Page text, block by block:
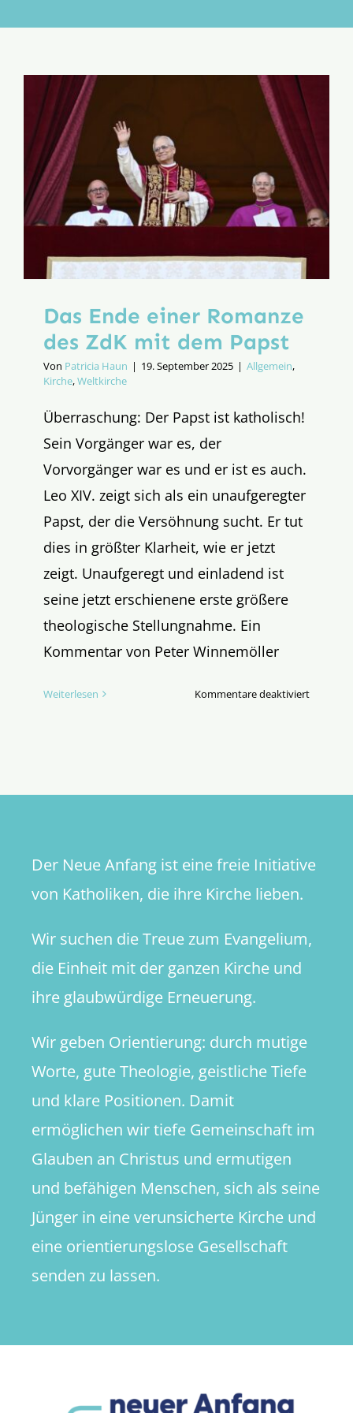
Aktion
Das Ende einer Romanze
des ZdK mit dem Papst
Von Patricia Haun | 19. September 2025 | Allgemein,
Kirche,Weltkirche
Überraschung: Der Papst ist katholisch!
Sein Vorgänger war es, der
Vorvorgänger war es und er ist es auch.
Leo XIV. zeigt sich als ein unaufgeregter
Papst, der die Versöhnung sucht. Er tut
dies in größter Klarheit, wie er jetzt
zeigt. Unaufgeregt und einladend ist
seine jetzt erschienene erste größere
theologische Stellungnahme. Ein
Kommentar von Peter Winnemöller
Weiterlesen Kommentare deaktiviertfür
Papst
Der Neue Anfang ist eine freie Initiative
von Katholiken, die ihre Kirche lieben.
Wir suchen die Treue zum Evangelium,
die Einheit mit der ganzen Kirche und
ihre glaubwürdige Erneuerung.
Wir geben Orientierung: durch mutige
Worte, gute Theologie, geistliche Tiefe
und klare Positionen. Damit
ermöglichen wir tiefe Gemeinschaft im
Glauben an Christus und ermutigen
und befähigen Menschen, sich als seine
Jünger in eine verunsicherte Kirche und
eine orientierungslose Gesellschaft
senden zu lassen.